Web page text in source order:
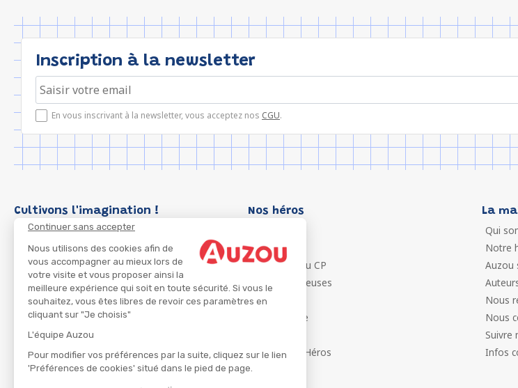
Continuer sans accepter
Nous utilisons des cookies afin de
vous accompagner au mieux lors de
votre visite et vous proposer ainsi la
meilleure expérience qui soit en toute sécurité. Si vous le
souhaitez, vous êtes libres de revoir ces paramètres en
cliquant sur "Je choisis"
L'équipe Auzou
Pour modifier vos préférences par la suite, cliquez sur le lien
'Préférences de cookies' situé dans le pied de page.
Inscription à la newsletter
En vous inscrivant à la newsletter, vous acceptez nos CGU.
Cultivons l'imagination ! Nos héros
P'tit Loup
Les Héros du CP
Les Influenceuses
Migali
Petite Taupe
Ma Boîte à Héros
La
Qui
Notre
Auzou
Nous
Nous
Suivre
Infos